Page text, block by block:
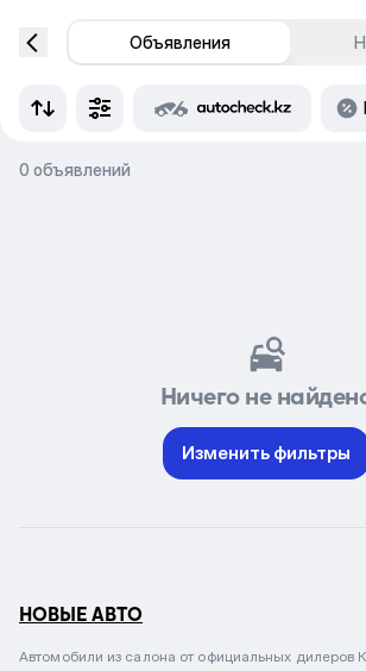
Объявления
0 объявлений
Ничего не
Изменить фильтры
НОВЫЕ АВТО
Автомобили из салона от официальных дилеров